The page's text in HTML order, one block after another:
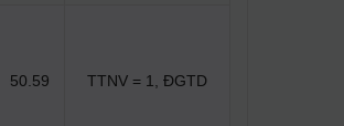
50.59 TTNV = 1, ĐGTD